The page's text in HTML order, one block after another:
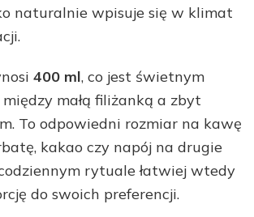
naturalnie wpisuje się w klimat
400 ml, co jest świetnym
małą filiżanką a zbyt
To odpowiedni rozmiar na kawę
kakao czy napój na drugie
rytuale łatwiej wtedy
do swoich preferencji.